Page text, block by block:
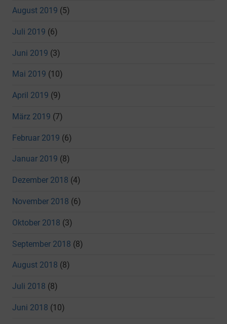
August 2019 (5)
Juli 2019 (6)
Juni 2019 (3)
Mai 2019 (10)
April 2019 (9)
März 2019 (7)
Februar 2019 (6)
Januar 2019 (8)
Dezember 2018 (4)
November 2018 (6)
Oktober 2018 (3)
September 2018 (8)
August 2018 (8)
Juli 2018 (8)
Juni 2018 (10)